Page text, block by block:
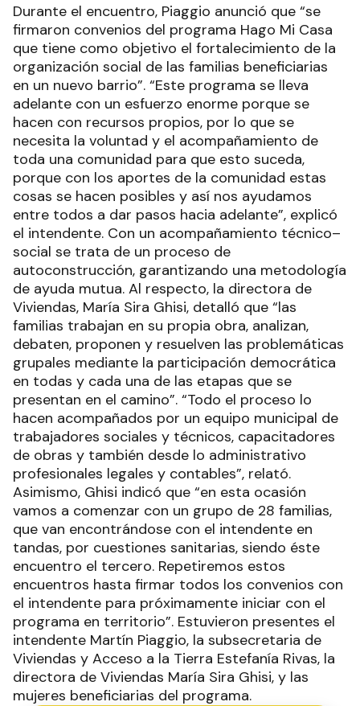
Durante el encuentro, Piaggio anunció que “se
firmaron convenios del programa Hago Mi Casa
que tiene como objetivo el fortalecimiento de la
organización social de las familias beneficiarias
en un nuevo barrio”. “Este programa se lleva
adelante con un esfuerzo enorme porque se
hacen con recursos propios, por lo que se
necesita la voluntad y el acompañamiento de
toda una comunidad para que esto suceda,
porque con los aportes de la comunidad estas
cosas se hacen posibles y así nos ayudamos
entre todos a dar pasos hacia adelante”, explicó
el intendente. Con un acompañamiento técnico–
social se trata de un proceso de
autoconstrucción, garantizando una metodología
de ayuda mutua. Al respecto, la directora de
Viviendas, María Sira Ghisi, detalló que “las
familias trabajan en su propia obra, analizan,
debaten, proponen y resuelven las problemáticas
grupales mediante la participación democrática
en todas y cada una de las etapas que se
presentan en el camino”. “Todo el proceso lo
hacen acompañados por un equipo municipal de
trabajadores sociales y técnicos, capacitadores
de obras y también desde lo administrativo
profesionales legales y contables”, relató.
Asimismo, Ghisi indicó que “en esta ocasión
vamos a comenzar con un grupo de 28 familias,
que van encontrándose con el intendente en
tandas, por cuestiones sanitarias, siendo éste
encuentro el tercero. Repetiremos estos
encuentros hasta firmar todos los convenios con
el intendente para próximamente iniciar con el
programa en territorio”. Estuvieron presentes el
intendente Martín Piaggio, la subsecretaria de
Viviendas y Acceso a la Tierra Estefanía Rivas, la
directora de Viviendas María Sira Ghisi, y las
mujeres beneficiarias del programa.